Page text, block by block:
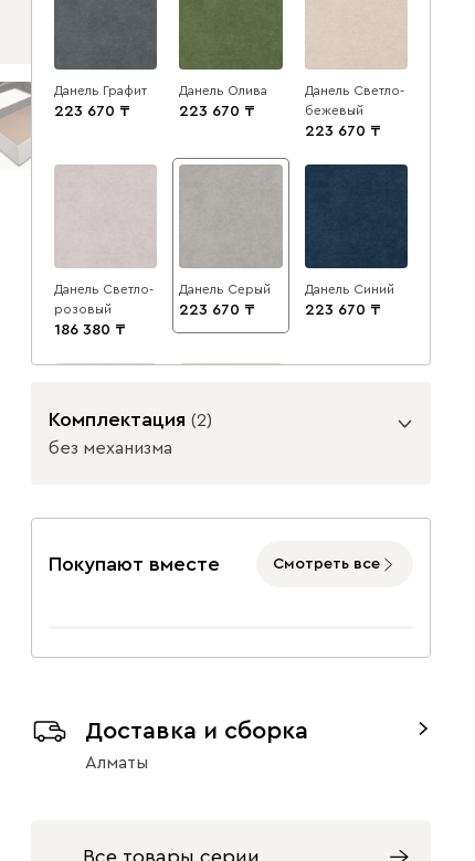
Данель Графит
223 670
Данель Олива
223 670
Данель Светло-
бежевый
223 670
Данель Светло-
розовый
186 380
Данель Серый
223 670
Данель Синий
223 670
Данель 246 040
Бежевый Жёлтый Изумруд
Комплектация (2)
без механизма
без механизма с механизмом
Покупают вместе Смотреть все
Доставка и сборка
Алматы
Все товары серии